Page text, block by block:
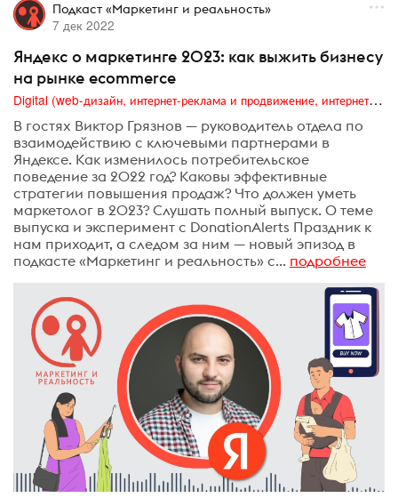
Подкаст «Маркетинг и реальность»
7 дек 2022
Яндекс о маркетинге 2023: как выжить бизнесу
на рынке ecommerce
Digital (web-дизайн, интернет-реклама и продвижение, интернет-сообщества и блоги, интернет-коммуникации, мобильный маркетинг, реклама на цифровых экранах)
В гостях Виктор Грязнов — руководитель отдела по
взаимодействию с ключевыми партнерами в
Яндексе. Как изменилось потребительское
поведение за 2022 год? Каковы эффективные
стратегии повышения продаж? Что должен уметь
маркетолог в 2023? Слушать полный выпуск. О теме
выпуска и эксперимент с DonationAlerts Праздник к
нам приходит, а следом за ним — новый эпизод в
подкасте «Маркетинг и реальность» с... подробнее